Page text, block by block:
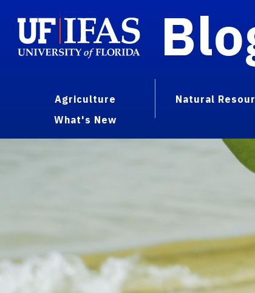
Agriculture Natural
What's New